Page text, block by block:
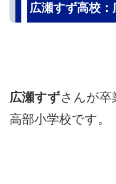
広瀬すず高校
広瀬すずさんが卒
高部小学校です。